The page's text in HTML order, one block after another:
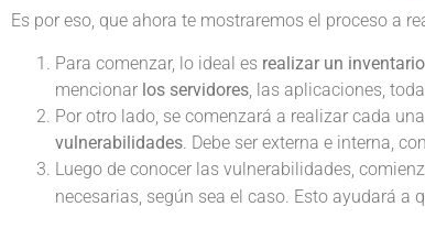
Es por eso, que ahora te mostraremos el proceso a
Para comenzar, lo ideal es realizar un inventario
mencionar los servidores, las aplicaciones,
Por otro lado, se comenzará a realizar cada
vulnerabilidades. Debe ser externa e interna,
Luego de conocer las vulnerabilidades,
necesarias, según sea el caso. Esto ayudará a